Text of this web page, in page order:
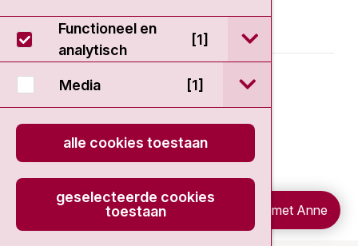
© 2026 - Antoni van Leeuwenhoek
Disclaimer
Cookieverklaring
Functioneel en
analytisch
[1] open / sluit
Media [1] open / sluit
alle cookies toestaan
geselecteerde cookies
toestaan
Chat met Anne